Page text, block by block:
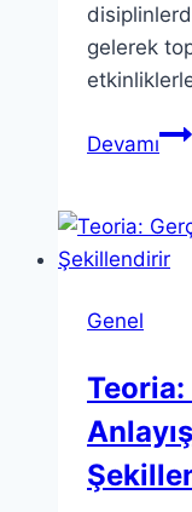
gelerek
Devamı
Genel